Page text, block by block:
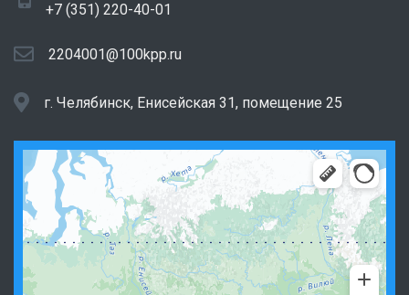
+7 (351) 220-40-01
2204001@100kpp.ru
г. Челябинск, Енисейская 31, помещение 25